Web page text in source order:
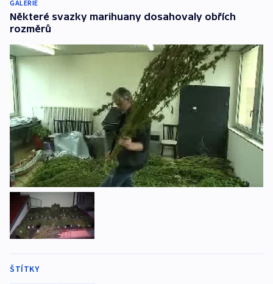
GALERIE
Některé svazky marihuany dosahovaly obřích
rozměrů
ŠTÍTKY